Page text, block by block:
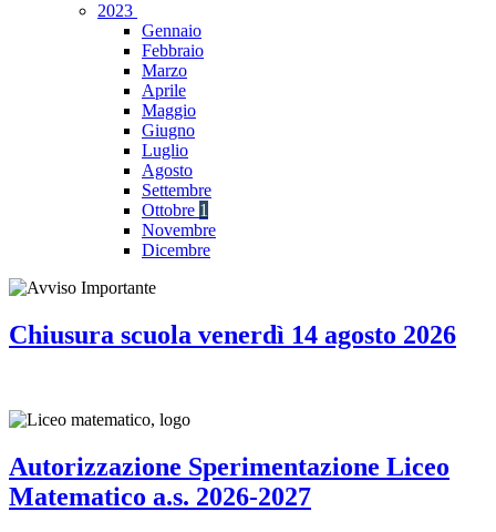
2023
Gennaio
Febbraio
Marzo
Aprile
Maggio
Giugno
Luglio
Agosto
Settembre
Ottobre 1
Novembre
Dicembre
Chiusura scuola venerdì 14 agosto 2026
Autorizzazione Sperimentazione Liceo
Matematico a.s. 2026-2027